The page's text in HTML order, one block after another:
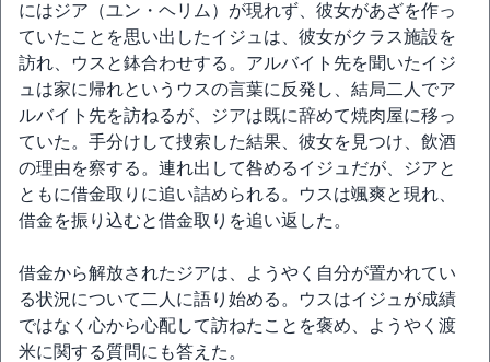
にはジア（ユン・ヘリム）が現れず、彼女があざを作っ
ていたことを思い出したイジュは、彼女がクラス施設を
訪れ、ウスと鉢合わせする。アルバイト先を聞いたイジ
ュは家に帰れというウスの言葉に反発し、結局二人でア
ルバイト先を訪ねるが、ジアは既に辞めて焼肉屋に移っ
ていた。手分けして捜索した結果、彼女を見つけ、飲酒
の理由を察する。連れ出して咎めるイジュだが、ジアと
ともに借金取りに追い詰められる。ウスは颯爽と現れ、
借金を振り込むと借金取りを追い返した。
借金から解放されたジアは、ようやく自分が置かれてい
る状況について二人に語り始める。ウスはイジュが成績
ではなく心から心配して訪ねたことを褒め、ようやく渡
米に関する質問にも答えた。